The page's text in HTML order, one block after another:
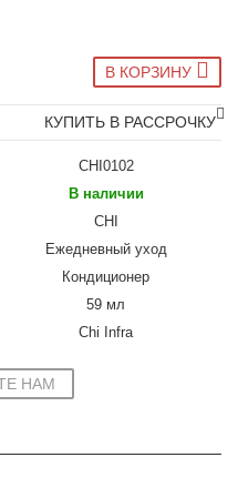
В КОРЗИНУ
КУПИТЬ В РАССРОЧКУ
CHI0102
В наличии
CHI
Ежедневный уход
Кондиционер
59 мл
Chi Infra
НАМ